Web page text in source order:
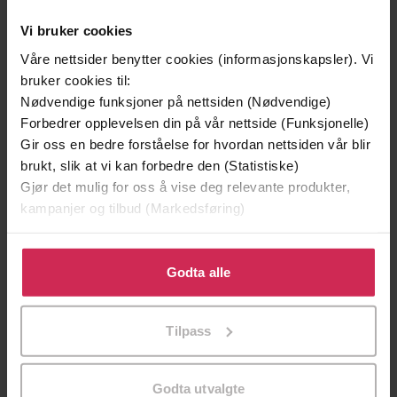
Vi bruker cookies
Våre nettsider benytter cookies (informasjonskapsler). Vi
bruker cookies til:
Nødvendige funksjoner på nettsiden (Nødvendige)
Forbedrer opplevelsen din på vår nettside (Funksjonelle)
Gir oss en bedre forståelse for hvordan nettsiden vår blir
brukt, slik at vi kan forbedre den (Statistiske)
Gjør det mulig for oss å vise deg relevante produkter,
kampanjer og tilbud (Markedsføring)
Klikk på «Godta alle» for å gi oss ditt samtykke til å
bruke cookies for alle disse formålene. Du kan også
tilpasse ditt samtykke til spesifikke formål ved å klikke
Godta alle
Tilpass
Godta utvalgte
199,-